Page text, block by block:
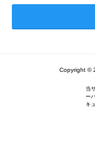
Copyright ©
当
ー
キ